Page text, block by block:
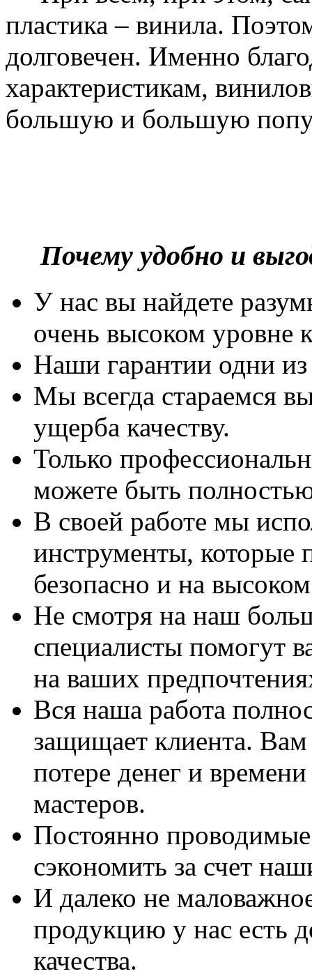
пластика – винила.
долговечен. Именно
характеристикам,
большую и большую
Почему удобно и
У нас вы найдете
очень высоком уровне
Наши гарантии одни
Мы всегда стараемся
ущерба качеству.
Только
можете быть
В своей работе мы
инструменты, которые
безопасно и на
Не смотря на наш
специалисты помогут
на ваших
Вся наша работа
защищает клиента. Вам
потере денег и
мастеров.
Постоянно
сэкономить за счет
И далеко не
продукцию у нас есть
качества.